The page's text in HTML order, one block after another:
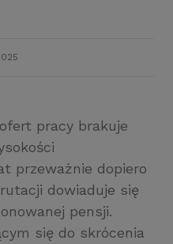
pracy brakuje
przeważnie dopiero
dowiaduje się
pensji.
się do skrócenia